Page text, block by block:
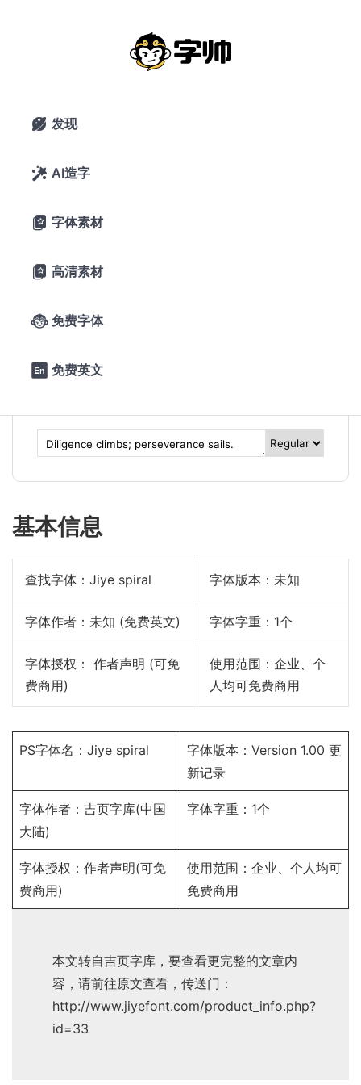
 发现
 AI造字
 字体素材
 高清素材
 免费字体
 免费英文
Jiye Spiral
1喜欢
字体预览
Diligence climbs;
perseverance
sails.
基本信息
查找字体： Jiye spiral 字体版本：未知
字体作者：未知 (免费英文) 字体字重：1个
字体授权： 作者声明 (可免
费商用)
使用范围：企业、个
人均可免费商用
PS字体名：Jiye spiral 字体版本：Version 1.00 更
新记录
字体作者：吉页字库(中国
大陆)
字体字重：1个
字体授权： 作者声明(可免
费商用)
使用范围：企业、个人均可
免费商用
本文转自吉页字库，要查看更完整的文章内
容，请前往原文查看，传送门：
http://www.jiyefont.com/product_info.php?
id=33